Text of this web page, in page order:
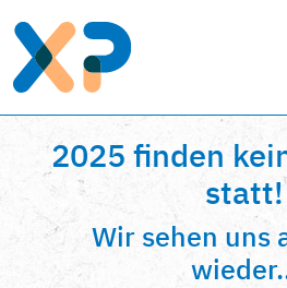
2025 finden
statt!
Wir sehen uns